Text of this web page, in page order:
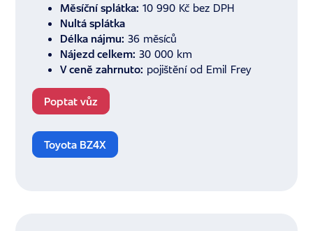
Měsíční splátka: 10 990 Kč bez DPH
Nultá splátka
Délka nájmu: 36 měsíců
Nájezd celkem: 30 000 km
V ceně zahrnuto: pojištění od Emil Frey
Poptat vůz
Toyota BZ4X